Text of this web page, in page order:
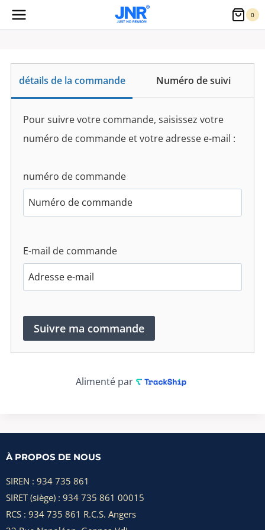
Aller
au
0
détails de la commande Numéro de suivi
Pour suivre votre commande, saisissez votre
numéro de commande et votre adresse e-mail :
numéro de commande
E-mail de commande
Suivre ma commande
Alimenté par
À PROPOS DE NOUS
SIREN : 934 735 861
SIRET (siège) : 934 735 861 00015
RCS : 934 735 861 R.C.S. Angers